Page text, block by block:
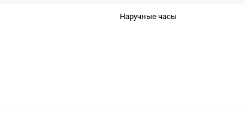
Наручные часы